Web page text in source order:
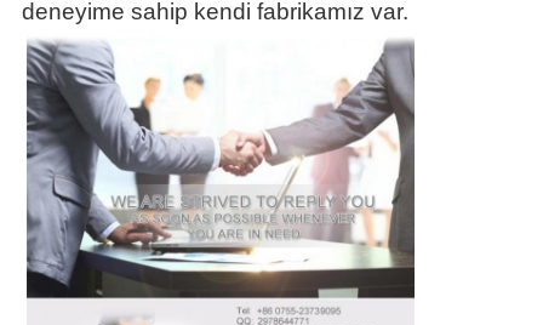
deneyime sahip kendi fabrikamız var.